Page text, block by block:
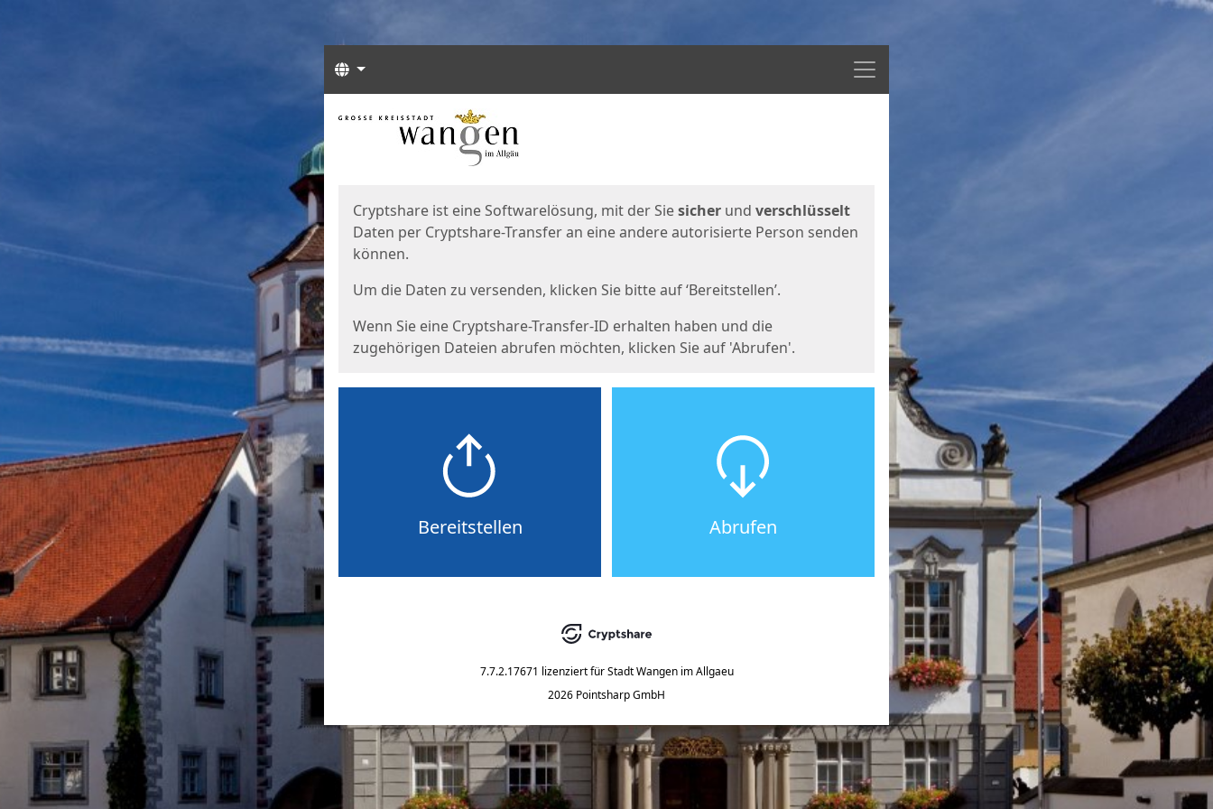
Menü
Sprachen
Start
Cryptshare ist eine Softwarelösung, mit der Siesicher und verschlüsselt
Daten per Cryptshare-Transfer an eine andere autorisierte Person senden
können.
Um die Daten zu versenden, klicken Sie bitte auf ‘Bereitstellen’.
Wenn Sie eine Cryptshare-Transfer-ID erhalten haben und die
zugehörigen Dateien abrufen möchten, klicken Sie auf 'Abrufen'.
Bereitstellen Abrufen
7.7.2.17671 lizenziert für Stadt Wangen im Allgaeu
2026 Pointsharp GmbH